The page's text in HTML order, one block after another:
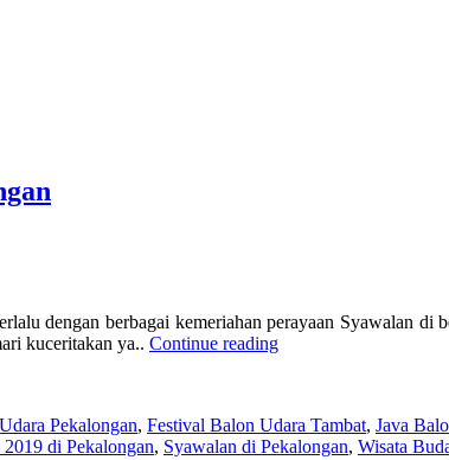
dengan berbagai kemeriahan perayaan Syawalan di
kuceritakan ya.. Continue reading“Serunya
2019
di
Pekalongan, Festival Balon Udara Tambat, Java
2019 di Pekalongan, Syawalan di Pekalongan, Wisata